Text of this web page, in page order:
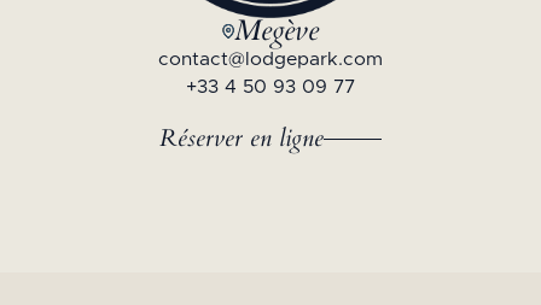
Megève
contact@lodgepark.com
+33 4 50 93 09 77
Réserver en ligne